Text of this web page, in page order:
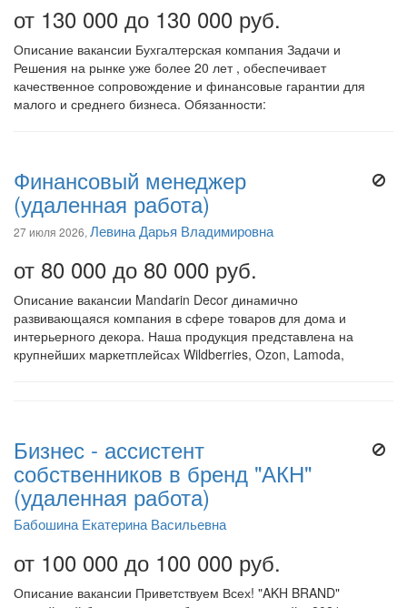
от 130 000 до 130 000 руб.
Описание вакансии Бухгалтерская компания Задачи и
Решения на рынке уже более 20 лет , обеспечивает
качественное сопровождение и финансовые гарантии для
малого и среднего бизнеса. Обязанности:
Финансовый менеджер
(удаленная работа)
27 июля 2026, Левина Дарья Владимировна
от 80 000 до 80 000 руб.
Описание вакансии Mandarin Decor динамично
развивающаяся компания в сфере товаров для дома и
интерьерного декора. Наша продукция представлена на
крупнейших маркетплейсах Wildberries, Ozon, Lamoda,
Бизнес - ассистент
собственников в бренд "АКН"
(удаленная работа)
Бабошина Екатерина Васильевна
от 100 000 до 100 000 руб.
Описание вакансии Приветствуем Всех! "AKH BRAND"